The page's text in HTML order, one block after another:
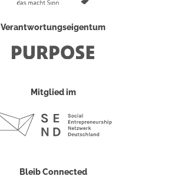
Verantwortungseigentum
Mitglied im
Bleib Connected